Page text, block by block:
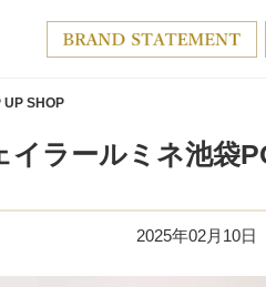
UP SHOP
イラールミネ池袋
2025年02月10日